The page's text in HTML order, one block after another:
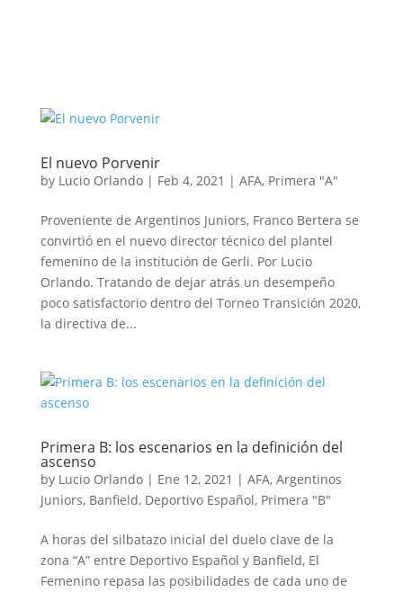
El nuevo Porvenir
by Lucio Orlando| Feb 4, 2021 | AFA, Primera "A"
Proveniente de Argentinos Juniors, Franco Bertera se
convirtió en el nuevo director técnico del plantel
femenino de la institución de Gerli. Por Lucio
Orlando. Tratando de dejar atrás un desempeño
poco satisfactorio dentro del Torneo Transición 2020,
la directiva de...
Primera B: los escenarios en la definición del
ascenso
by Lucio Orlando| Ene 12, 2021 | AFA, Argentinos
Juniors, Banfield, Deportivo Español, Primera "B"
A horas del silbatazo inicial del duelo clave de la
zona “A” entre Deportivo Español y Banfield, El
Femenino repasa las posibilidades de cada uno de